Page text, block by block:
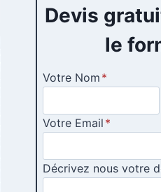
Devis
le
Votre Nom *
Votre Email *
Décrivez nous votre